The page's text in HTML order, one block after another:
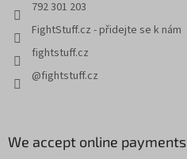
792 301 203
FightStuff.cz - přidejte se k nám
fightstuff.cz
@fightstuff.cz
We accept online payments